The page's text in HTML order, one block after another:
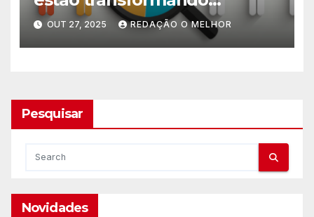
pequenos negócios
OUT 27, 2025 REDAÇÃO O MELHOR
Pesquisar
Novidades